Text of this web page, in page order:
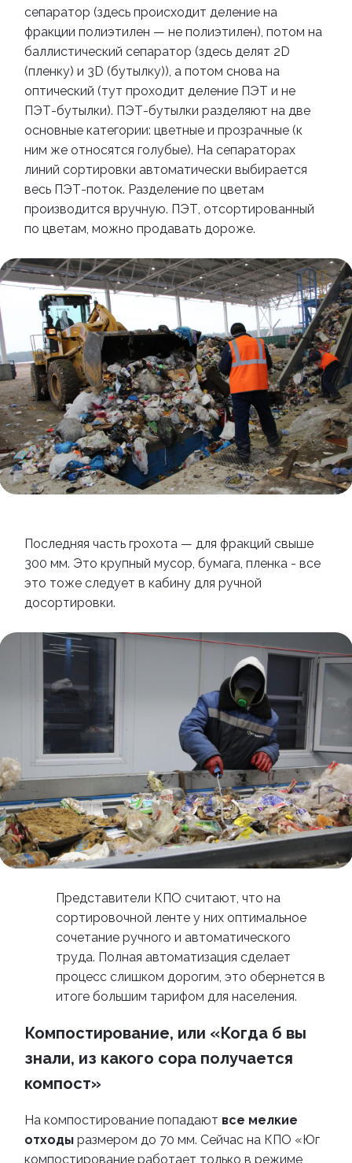
сепаратор (здесь происходит деление на
фракции полиэтилен — не полиэтилен), потом на
баллистический сепаратор (здесь делят 2D
(пленку) и 3D (бутылку)), а потом снова на
оптический (тут проходит деление ПЭТ и не
ПЭТ-бутылки). ПЭТ-бутылки разделяют на две
основные категории: цветные и прозрачные (к
ним же относятся голубые). На сепараторах
линий сортировки автоматически выбирается
весь ПЭТ-поток. Разделение по цветам
производится вручную. ПЭТ, отсортированный
по цветам, можно продавать дороже.
Последняя часть грохота — для фракций свыше
300 мм. Это крупный мусор, бумага, пленка - все
это тоже следует в кабину для ручной
досортировки.
Представители КПО считают, что на
сортировочной ленте у них оптимальное
сочетание ручного и автоматического
труда. Полная автоматизация сделает
процесс слишком дорогим, это обернется в
итоге большим тарифом для населения.
Компостирование, или «Когда б вы
знали, из какого сора получается
компост»
На компостирование попадают все мелкие
отходы размером до 70 мм. Сейчас на КПО « Юг
компостирование работает только в режиме